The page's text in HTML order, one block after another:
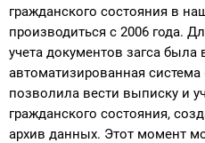
гражданского состояния в
производиться с 2006 года.
учета документов загса была
автоматизированная
позволила вести выписку и
гражданского состояния,
архив данных. Этот момент